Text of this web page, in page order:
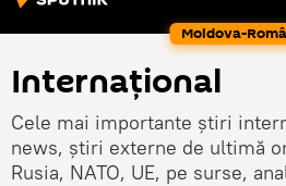
Moldova-
Internaţional
Cele mai importante știri
news, știri externe de ultimă
Rusia, NATO, UE, pe surse,